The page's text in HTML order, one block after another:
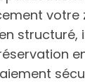
votre
structuré,